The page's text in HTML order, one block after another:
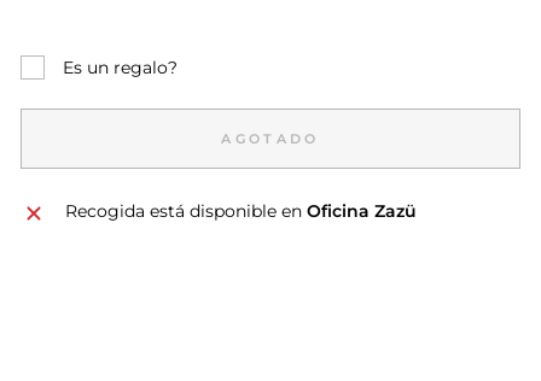
Es un regalo?
AGOTADO
Recogida está disponible en Oficina Zazü